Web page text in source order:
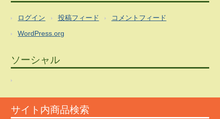
ログイン 投稿フィード コメントフィード
WordPress.org
ソーシャル
サイト内商品検索